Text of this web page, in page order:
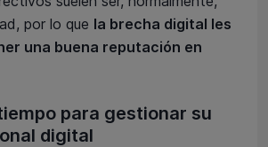
por lo que la brecha digital les
una buena reputación en
para gestionar su
digital